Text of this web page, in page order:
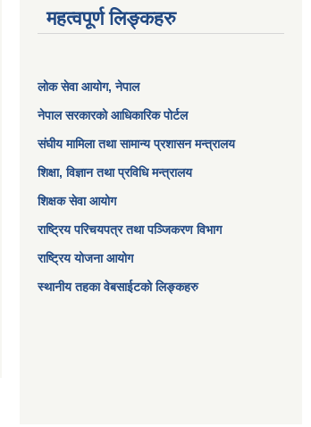
महत्वपूर्ण लिङ्कहरु
लोक सेवा आयोग, नेपाल
नेपाल सरकारको आधिकारिक पोर्टल
संघीय मामिला तथा सामान्य प्रशासन मन्त्रालय
शिक्षा, विज्ञान तथा प्रविधि मन्त्रालय
शिक्षक सेवा आयोग
राष्ट्रिय परिचयपत्र तथा पञ्जिकरण विभाग
राष्ट्रिय योजना आयोग
स्थानीय तहका वेबसाईटको लिङ्कहरु